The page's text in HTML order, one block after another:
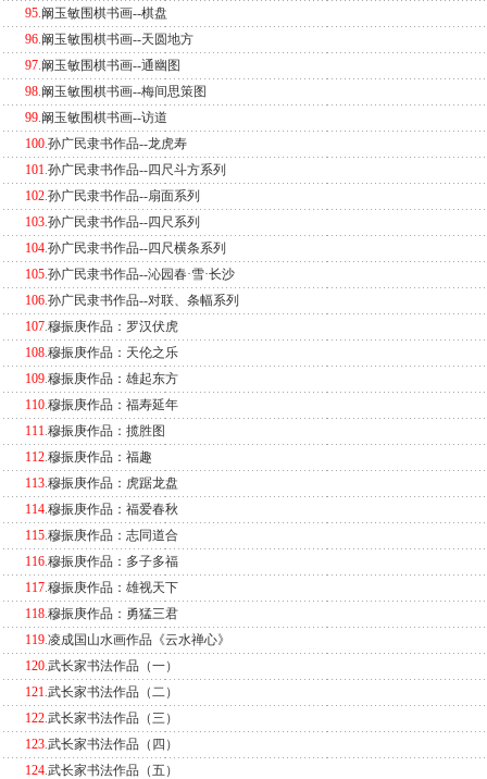
95.阚玉敏围棋书画--棋盘
96.阚玉敏围棋书画--天圆地方
97.阚玉敏围棋书画--通幽图
98.阚玉敏围棋书画--梅间思策图
99.阚玉敏围棋书画--访道
100.孙广民隶书作品--龙虎寿
101.孙广民隶书作品--四尺斗方系列
102.孙广民隶书作品--扇面系列
103.孙广民隶书作品--四尺系列
104.孙广民隶书作品--四尺横条系列
105.孙广民隶书作品--沁园春·雪·长沙
106.孙广民隶书作品--对联、条幅系列
107.穆振庚作品：罗汉伏虎
108.穆振庚作品：天伦之乐
109.穆振庚作品：雄起东方
110.穆振庚作品：福寿延年
111.穆振庚作品：揽胜图
112.穆振庚作品：福趣
113.穆振庚作品：虎踞龙盘
114.穆振庚作品：福爱春秋
115.穆振庚作品：志同道合
116.穆振庚作品：多子多福
117.穆振庚作品：雄视天下
118.穆振庚作品：勇猛三君
119.凌成国山水画作品《云水禅心》
120.武长家书法作品（一）
121.武长家书法作品（二）
122.武长家书法作品（三）
123.武长家书法作品（四）
124.武长家书法作品（五）